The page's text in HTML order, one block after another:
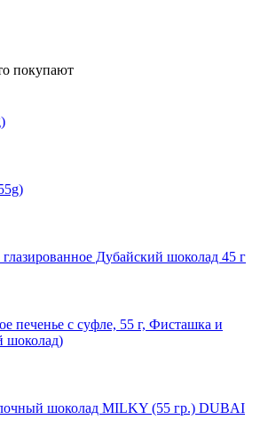
покупают
Дубайский шоколад 45 г
печенье с суфле, 55 г, Фисташка и
шоколад)
шоколад MILKY (55 гр.) DUBAI